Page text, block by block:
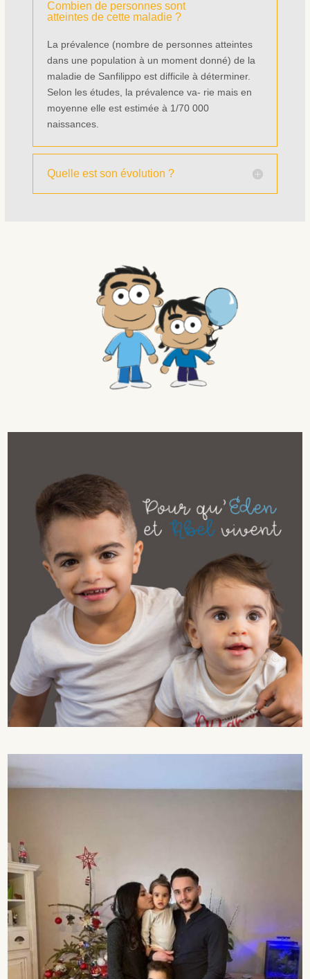
Combien de personnes sont
atteintes de cette maladie ?
La prévalence (nombre de personnes atteintes
dans une population à un moment donné) de la
maladie de Sanfilippo est difficile à déterminer.
Selon les études, la prévalence va- rie mais en
moyenne elle est estimée à 1/70 000
naissances.
Quelle est son évolution ?